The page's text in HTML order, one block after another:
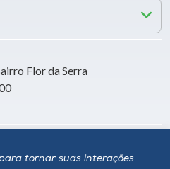
tornar suas interações
Flor da Serra